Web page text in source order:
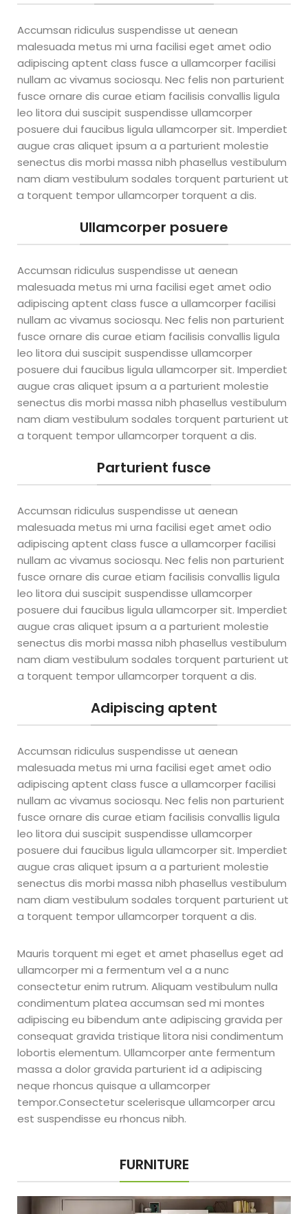
factura de 30.000 a 100.000
dólares en un año y gana
ganancias con poca
inversión para comenzar.
– Cómo importar de China
de forma segura – Cómo
crear un ecommerce de
éxito – Embudos de ventas
para ecommerce en Meta –
Toma el control de finanzas
¿Qué vas
a ganar
al
aprender
a
importar
de china?
Montarás tu
importaciones aunque
Tendrás libertad para hacer
necesitarás depender de un
necesitás para facturar
mucho dinero estará en
apenas una mochila. No
necesitarás comenzar con
con un local presencial
para vender la mercadoría.
¿Para que
Paises
sirve el
curso?
Argentina, Bolivia, Chile,
Colombia, Ecuador, El
salvadorEstados Unidos,
Guatemala, Honduras,
Mexico, Paraguay, Perú,
República Dominicana
Uruguay, Venezuela
Accumsan ridiculus suspendisse ut aenean
malesuada metus mi urna facilisi eget amet odio
adipiscing aptent class fusce a ullamcorper facilisi
nullam ac vivamus sociosqu. Nec felis non parturient
fusce ornare dis curae etiam facilisis convallis ligula
leo litora dui suscipit suspendisse ullamcorper
posuere dui faucibus ligula ullamcorper sit. Imperdiet
augue cras aliquet ipsum a a parturient molestie
senectus dis morbi massa nibh phasellus vestibulum
nam diam vestibulum sodales torquent parturient ut
a torquent tempor ullamcorper torquent a dis.
Ullamcorper posuere
Accumsan ridiculus suspendisse ut aenean
malesuada metus mi urna facilisi eget amet odio
adipiscing aptent class fusce a ullamcorper facilisi
nullam ac vivamus sociosqu. Nec felis non parturient
fusce ornare dis curae etiam facilisis convallis ligula
leo litora dui suscipit suspendisse ullamcorper
posuere dui faucibus ligula ullamcorper sit. Imperdiet
augue cras aliquet ipsum a a parturient molestie
senectus dis morbi massa nibh phasellus vestibulum
nam diam vestibulum sodales torquent parturient ut
a torquent tempor ullamcorper torquent a dis.
Parturient fusce
Accumsan ridiculus suspendisse ut aenean
malesuada metus mi urna facilisi eget amet odio
adipiscing aptent class fusce a ullamcorper facilisi
nullam ac vivamus sociosqu. Nec felis non parturient
fusce ornare dis curae etiam facilisis convallis ligula
leo litora dui suscipit suspendisse ullamcorper
posuere dui faucibus ligula ullamcorper sit. Imperdiet
augue cras aliquet ipsum a a parturient molestie
senectus dis morbi massa nibh phasellus vestibulum
nam diam vestibulum sodales torquent parturient ut
a torquent tempor ullamcorper torquent a dis.
Adipiscing aptent
Accumsan ridiculus suspendisse ut aenean
malesuada metus mi urna facilisi eget amet odio
adipiscing aptent class fusce a ullamcorper facilisi
nullam ac vivamus sociosqu. Nec felis non parturient
fusce ornare dis curae etiam facilisis convallis ligula
leo litora dui suscipit suspendisse ullamcorper
posuere dui faucibus ligula ullamcorper sit. Imperdiet
augue cras aliquet ipsum a a parturient molestie
senectus dis morbi massa nibh phasellus vestibulum
nam diam vestibulum sodales torquent parturient ut
a torquent tempor ullamcorper torquent a dis.
Mauris torquent mi eget et amet phasellus eget ad
ullamcorper mi a fermentum vel a a nunc
consectetur enim rutrum. Aliquam vestibulum nulla
condimentum platea accumsan sed mi montes
adipiscing eu bibendum ante adipiscing gravida per
consequat gravida tristique litora nisi condimentum
lobortis elementum. Ullamcorper ante fermentum
massa a dolor gravida parturient id a adipiscing
neque rhoncus quisque a ullamcorper
tempor.Consectetur scelerisque ullamcorper arcu
est suspendisse eu rhoncus nibh.
FURNITURE